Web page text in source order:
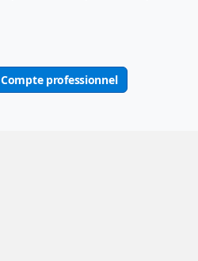
Compte professionnel